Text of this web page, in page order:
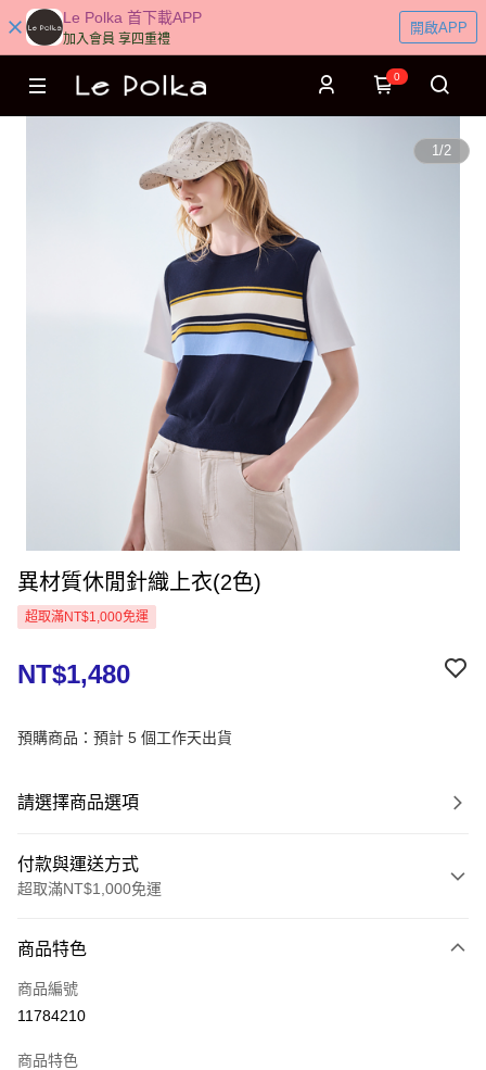
Le Polka 首下載APP
加入會員 享四重禮
開啟APP
0
1/2
異材質休閒針織上衣(2色)
超取滿NT$1,000免運
NT$1,480
預購商品：預計 5 個工作天出貨
請選擇商品選項
付款與運送方式
超取滿NT$1,000免運
信用卡一次付款
超商取貨付款
商品特色
商品編號
11784210
商品特色